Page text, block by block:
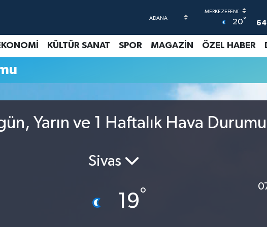
20°
KÜLTÜR SANAT SPOR MAGAZİN ÖZEL HABER
Yarın ve 1 Haftalık Hava
Sivas
19°